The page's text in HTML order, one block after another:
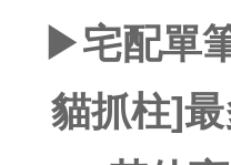
▶宅配單
貓抓柱]